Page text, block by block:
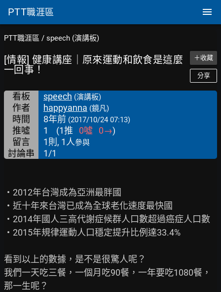
PTT職涯區
PTT職涯區 / speech (演講板)
[情報] 健康講座｜原來運動和飲食是這麼
一回事！
＋收藏
分享
看板 speech (演講板)
作者 happyanna (鏡凡)
時間 8年前 (2017/10/24 07:13)
推噓 1 (1推 0噓 0→)
留言
1則, 1人參與
討論串 1/1
‧2012年台灣成為亞洲最胖國
‧近十年來台灣已成為全球老化速度最快國
‧2014年國人三高代謝症候群人口數超過癌症人口數
‧2015年規律運動人口穩定提升比例達33.4%
看到以上的數據，是不是很驚人呢？
我們一天吃三餐，一個月吃90餐，一年要吃1080餐，
那一生呢？